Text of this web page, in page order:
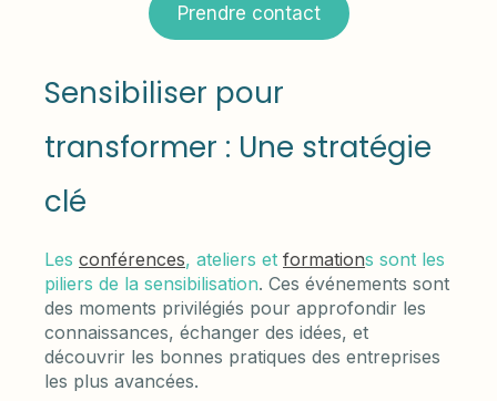
Prendre contact
Sensibiliser pour
transformer : Une stratégie
clé
Les conférences, ateliers et formations sont les
piliers de la sensibilisation. Ces événements sont
des moments privilégiés pour approfondir les
connaissances, échanger des idées, et
découvrir les bonnes pratiques des entreprises
les plus avancées.